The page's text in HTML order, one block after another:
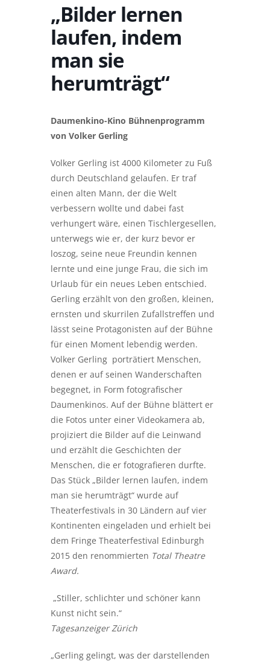
„Bilder lernen
laufen, indem
man sie
herumträgt“
Daumenkino-Kino Bühnenprogramm
von Volker Gerling
Volker Gerling ist 4000 Kilometer zu Fuß
durch Deutschland gelaufen. Er traf
einen alten Mann, der die Welt
verbessern wollte und dabei fast
verhungert wäre, einen Tischlergesellen,
unterwegs wie er, der kurz bevor er
loszog, seine neue Freundin kennen
lernte und eine junge Frau, die sich im
Urlaub für ein neues Leben entschied.
Gerling erzählt von den großen, kleinen,
ernsten und skurrilen Zufallstreffen und
lässt seine Protagonisten auf der Bühne
für einen Moment lebendig werden.
Volker Gerling porträtiert Menschen,
denen er auf seinen Wanderschaften
begegnet, in Form fotografischer
Daumenkinos. Auf der Bühne blättert er
die Fotos unter einer Videokamera ab,
projiziert die Bilder auf die Leinwand
und erzählt die Geschichten der
Menschen, die er fotografieren durfte.
Das Stück „Bilder lernen laufen, indem
man sie herumträgt“ wurde auf
Theaterfestivals in 30 Ländern auf vier
Kontinenten eingeladen und erhielt bei
dem Fringe Theaterfestival Edinburgh
2015 den renommierten Total Theatre
Award.
„Stiller, schlichter und schöner kann
Kunst nicht sein.“
Tagesanzeiger Zürich
„Gerling gelingt, was der darstellenden